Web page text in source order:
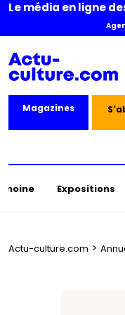
Le média en ligne
Magazines
Expositions
Actu-culture.com >